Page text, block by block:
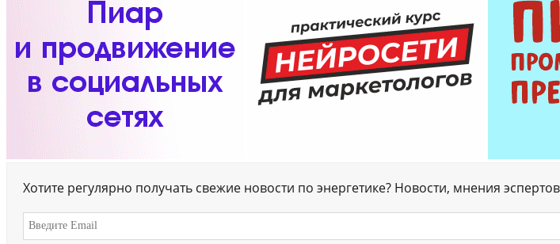
Хотите регулярно получать свежие новости по энергетике? Новости, мнения